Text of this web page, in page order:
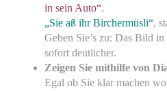
in sein Auto“.
„Sie aß ihr Birchermüsli“,
Geben Sie’s zu: Das Bild
sofort deutlicher.
Zeigen Sie mithilfe von
Egal ob Sie klar machen